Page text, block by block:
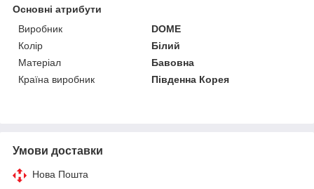
Основні атрибути
Виробник
DOME
Колір
Білий
Матеріал
Бавовна
Країна виробник
Південна Корея
Умови доставки
Нова Пошта